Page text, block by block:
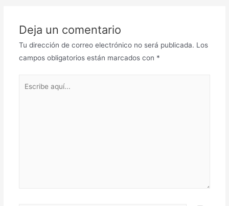
Deja un comentario
Tu dirección de correo electrónico no será publicada. Los
campos obligatorios están marcados con *